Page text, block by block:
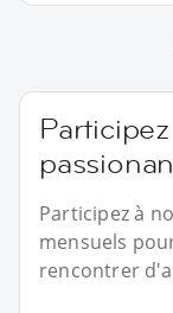
Participez à
mensuels
rencontrer